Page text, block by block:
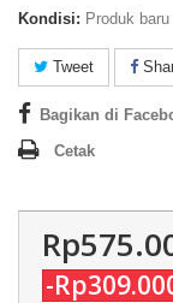
Kondisi: Produk baru
Tweet
Bagikan di
Cetak
-